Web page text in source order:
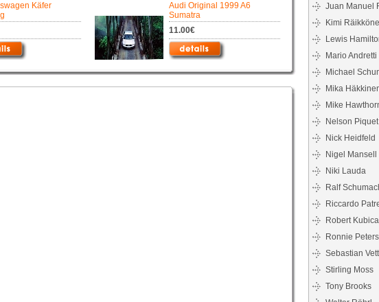
Käfer
Audi Original 1999 A6
Sumatra
11.00€
Juan Manuel
Kimi
Lewis
Mario Andretti
Michael
Mika
Mike
Nelson Piquet
Nick Heidfeld
Nigel Mansell
Niki Lauda
Ralf
Riccardo
Robert Kubica
Ronnie
Sebastian
Stirling Moss
Tony Brooks